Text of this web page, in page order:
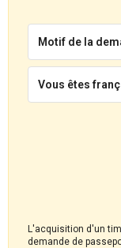
Motif de la
Vous êtes
L'acquisition d'un
demande de